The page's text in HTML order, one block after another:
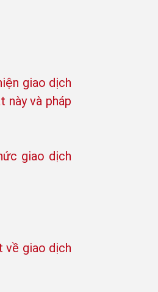
giao dịch
này và pháp
giao dịch
về giao dịch